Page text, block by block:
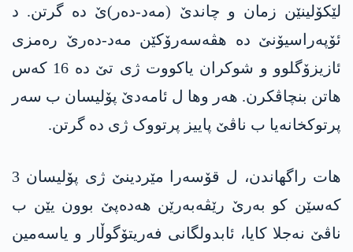
لێکۆلینێن زمان و چاندێ (مەد-دەر)ێ ده‌ گرتن. د
ئۆپەراسیۆنێ دە هڤەسەرۆکێن مەد-دەرێ رەمزی
ئازیزۆگلوو و شوکران یاکووت ژی تێ دە 16 کەس
هاتن بنچاڤکرن. هەر وها ل ئامه‌دێ پۆلیسان ب سەر
پرتوکخانەیا ب ناڤێ پاییز پرتووک ژی ده‌ گرتن.
هات راگهاندن، ل قۆسەرا مێردینێ ژی پۆلیسان 3
کەسێن کو بەرێ رێڤەبەرێن هه‌ده‌پێ بوون یێن ب
ناڤێ نەجلا کایا، ئابدولگانی فەریتۆگوڵار و یاسەمین